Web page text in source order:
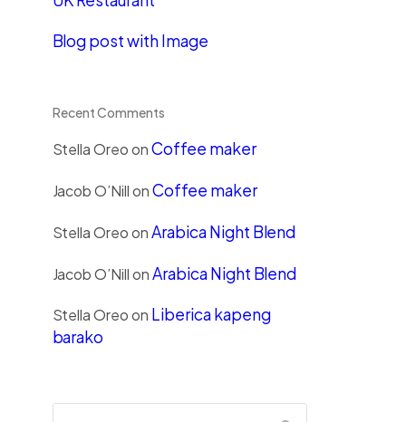
Blog post with Image
Recent Comments
Stella OreoonCoffee maker
Jacob O’NillonCoffee maker
Stella OreoonArabica Night Blend
Jacob O’NillonArabica Night Blend
Stella Oreoon Liberica kapeng
barako